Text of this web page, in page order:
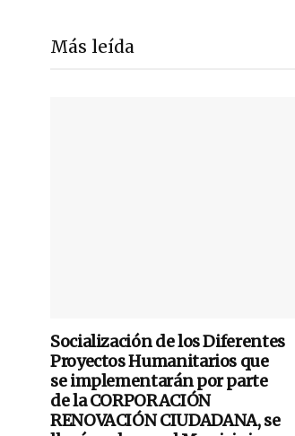
Más leída
Socialización de los Diferentes
Proyectos Humanitarios que
se implementarán por parte
de la CORPORACIÓN
RENOVACIÓN CIUDADANA, se